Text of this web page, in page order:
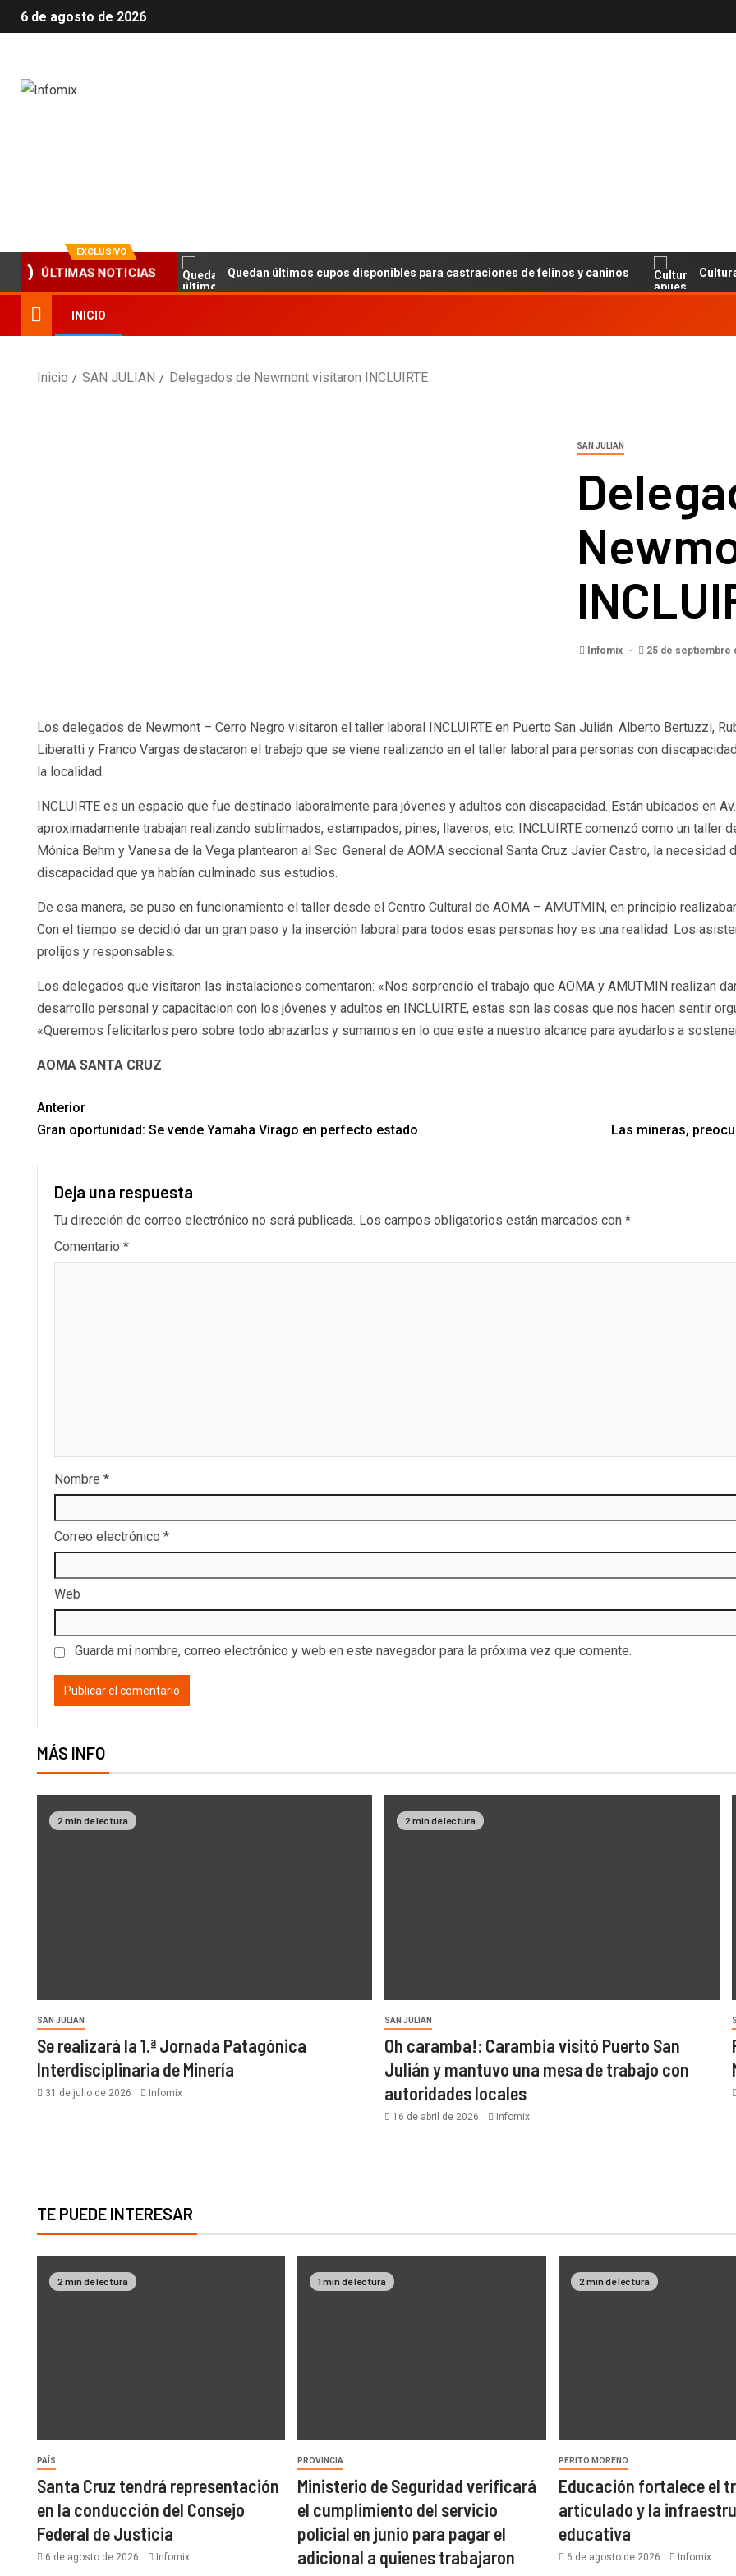
6 de agosto de 2026
EXCLUSIVO
ÚLTIMAS NOTICIAS
Banco Santa Cruz Quedan últimos cupos disponibles para castraciones de felinos y caninos Cultura
INICIO
Inicio SAN JULIAN Delegados de Newmont visitaron INCLUIRTE
SAN JULIAN
Infomix 25 de septiembre
Los delegados de Newmont – Cerro Negro visitaron el taller laboral INCLUIRTE en Puerto San Julián. Alberto Bertuzzi,
Liberatti y Franco Vargas destacaron el trabajo que se viene realizando en el taller laboral para personas con
la localidad.
INCLUIRTE es un espacio que fue destinado laboralmente para jóvenes y adultos con discapacidad. Están ubicados en
aproximadamente trabajan realizando sublimados, estampados, pines, llaveros, etc. INCLUIRTE comenzó como un taller
Mónica Behm y Vanesa de la Vega plantearon al Sec. General de AOMA seccional Santa Cruz Javier Castro, la
discapacidad que ya habían culminado sus estudios.
De esa manera, se puso en funcionamiento el taller desde el Centro Cultural de AOMA – AMUTMIN, en principio
Con el tiempo se decidió dar un gran paso y la inserción laboral para todos esas personas hoy es una realidad. Los
prolijos y responsables.
Los delegados que visitaron las instalaciones comentaron: «Nos sorprendio el trabajo que AOMA y AMUTMIN realizan
desarrollo personal y capacitacion con los jóvenes y adultos en INCLUIRTE, estas son las cosas que nos hacen sentir
«Queremos felicitarlos pero sobre todo abrazarlos y sumarnos en lo que este a nuestro alcance para ayudarlos a
AOMA SANTA CRUZ
Anterior
Gran oportunidad: Se vende Yamaha Virago en perfecto estado
Las mineras,
Deja una respuesta
Tu dirección de correo electrónico no será publicada. Los campos obligatorios están marcados con *
Comentario *
Nombre *
Correo electrónico *
Web
Guarda mi nombre, correo electrónico y web en este navegador para la próxima vez que comente.
MÁS INFO
2 min de lectura
SAN JULIAN
Se realizará la 1.ª Jornada Patagónica
Interdisciplinaria de Minería
31 de julio de 2026 Infomix
2 min de lectura
SAN JULIAN
Oh caramba!: Carambia visitó Puerto San
Julián y mantuvo una mesa de trabajo con
autoridades locales
16 de abril de 2026 Infomix
TE PUEDE INTERESAR
2 min de lectura
PAÍS
Santa Cruz tendrá representación
en la conducción del Consejo
Federal de Justicia
6 de agosto de 2026 Infomix
1 min de lectura
PROVINCIA
Ministerio de Seguridad verificará
el cumplimiento del servicio
policial en junio para pagar el
adicional a quienes trabajaron
2 min de lectura
PERITO MORENO
Educación fortalece el
articulado y la
educativa
6 de agosto de 2026 Infomix